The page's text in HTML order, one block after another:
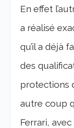
En effet
a réalisé
qu’il a déjà
des
protections
autre coup
Ferrari,